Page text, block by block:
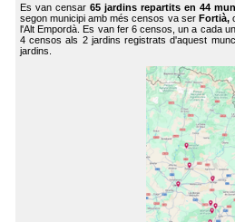
Es van censar65 jardins repartits en 44
segon municipi amb més censos va ser Fortià,
l'Alt Empordà. Es van fer 6 censos, un a cada
4 censos als 2 jardins registrats d'aquest
jardins.